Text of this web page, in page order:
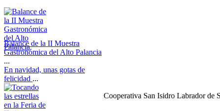
Balance de la II Muestra
Gastronómica del Alto Palancia
...
En navidad, unas gotas de
felicidad ...
Cooperativa San Isidro Labrador de